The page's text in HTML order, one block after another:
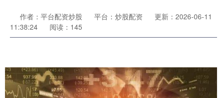
作者：平台配资炒股 平台：炒股配资
更新：2026-06-11
11:38:24
阅读：145